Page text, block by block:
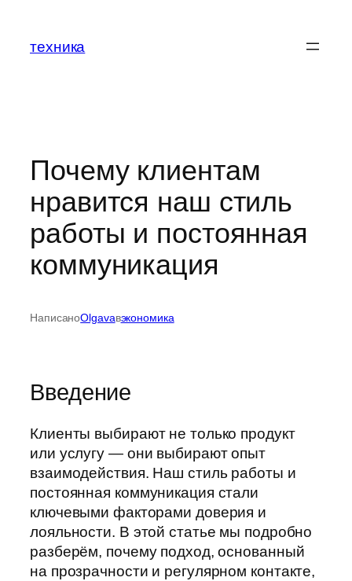
содержимому
техника
Почему клиентам
нравится наш стиль
работы и постоянная
коммуникация
НаписаноOlgavaвэкономика
Введение
Клиенты выбирают не только продукт
или услугу — они выбирают опыт
взаимодействия. Наш стиль работы и
постоянная коммуникация стали
ключевыми факторами доверия и
лояльности. В этой статье мы подробно
разберём, почему подход, основанный
на прозрачности и регулярном контакте,